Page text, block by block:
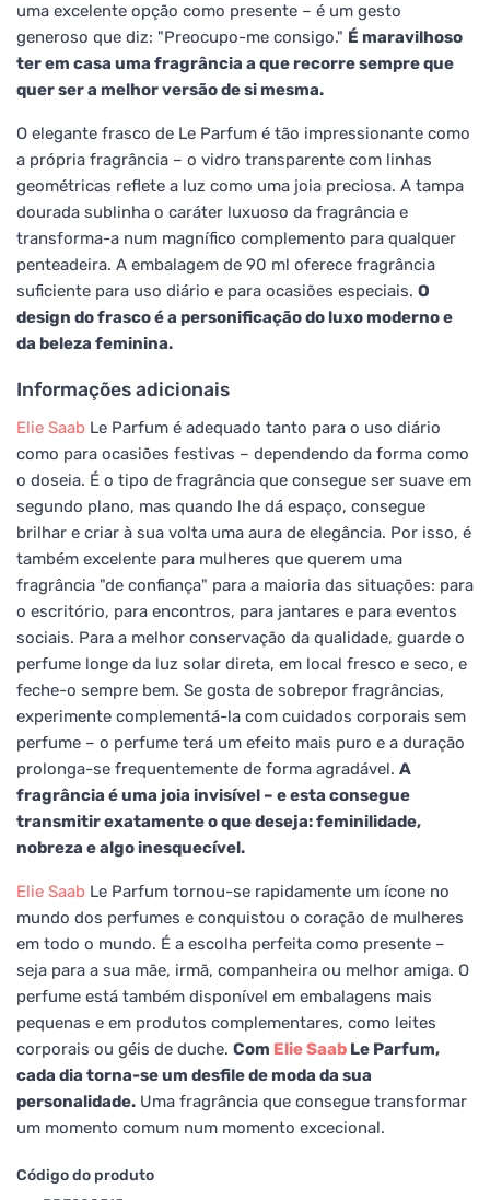
uma excelente opção como presente – é um gesto
generoso que diz: "Preocupo-me consigo." É maravilhoso
ter em casa uma fragrância a que recorre sempre que
quer ser a melhor versão de si mesma.
O elegante frasco de Le Parfum é tão impressionante como
a própria fragrância – o vidro transparente com linhas
geométricas reflete a luz como uma joia preciosa. A tampa
dourada sublinha o caráter luxuoso da fragrância e
transforma-a num magnífico complemento para qualquer
penteadeira. A embalagem de 90 ml oferece fragrância
suficiente para uso diário e para ocasiões especiais. O
design do frasco é a personificação do luxo moderno e
da beleza feminina.
Informações adicionais
Elie Saab Le Parfum é adequado tanto para o uso diário
como para ocasiões festivas – dependendo da forma como
o doseia. É o tipo de fragrância que consegue ser suave em
segundo plano, mas quando lhe dá espaço, consegue
brilhar e criar à sua volta uma aura de elegância. Por isso, é
também excelente para mulheres que querem uma
fragrância "de confiança" para a maioria das situações: para
o escritório, para encontros, para jantares e para eventos
sociais. Para a melhor conservação da qualidade, guarde o
perfume longe da luz solar direta, em local fresco e seco, e
feche-o sempre bem. Se gosta de sobrepor fragrâncias,
experimente complementá-la com cuidados corporais sem
perfume – o perfume terá um efeito mais puro e a duração
prolonga-se frequentemente de forma agradável. A
fragrância é uma joia invisível – e esta consegue
transmitir exatamente o que deseja: feminilidade,
nobreza e algo inesquecível.
Elie Saab Le Parfum tornou-se rapidamente um ícone no
mundo dos perfumes e conquistou o coração de mulheres
em todo o mundo. É a escolha perfeita como presente –
seja para a sua mãe, irmã, companheira ou melhor amiga. O
perfume está também disponível em embalagens mais
pequenas e em produtos complementares, como leites
corporais ou géis de duche. Com Elie Saab Le Parfum,
cada dia torna-se um desfile de moda da sua
personalidade. Uma fragrância que consegue transformar
um momento comum num momento excecional.
Código do produto